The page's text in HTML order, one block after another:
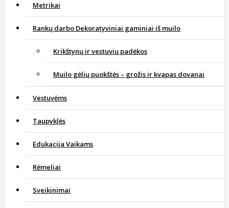
Metrikai
Rankų darbo Dekoratyviniai gaminiai iš muilo
Krikštynų ir vestuvių padėkos
Muilo gėlių puokštės – grožis ir kvapas dovanai
Vestuvėms
Taupyklės
Edukacija Vaikams
Rėmeliai
Sveikinimai